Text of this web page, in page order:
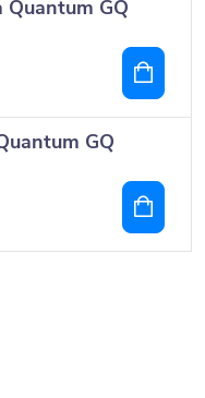
Quantum GQ
GQ